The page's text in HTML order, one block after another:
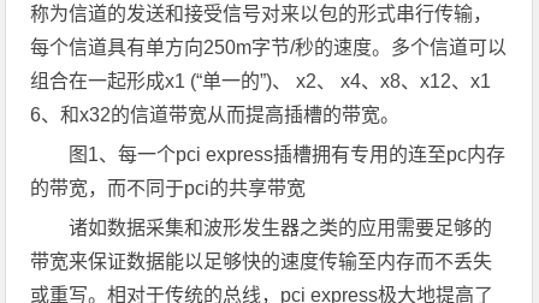
称为信道的发送和接受信号对来以包的形式串行传输，
每个信道具有单方向250m字节/秒的速度。多个信道可以
组合在一起形成x1 (“单一的”)、 x2、 x4、x8、x12、x1
6、和x32的信道带宽从而提高插槽的带宽。
图1、每一个pci express插槽拥有专用的连至pc内存
的带宽，而不同于pci的共享带宽
诸如数据采集和波形发生器之类的应用需要足够的
带宽来保证数据能以足够快的速度传输至内存而不丢失
或重写。相对于传统的总线，pci express极大地提高了